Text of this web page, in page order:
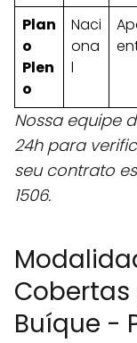
Plan
o
Plen
o
Naci
ona
l
Nossa equipe
24h para
seu contrato
1506.
Buíque -